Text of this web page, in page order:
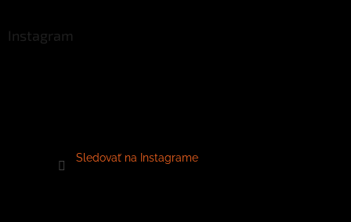
Instagram
Sledovať na Instagrame